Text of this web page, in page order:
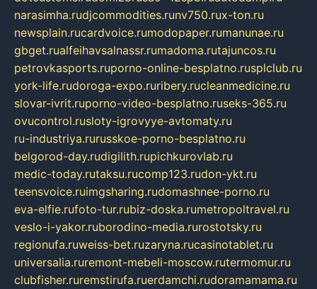
narasimha.rudjcommodities.runv750.rux-ton.ru
newsplain.rucardvoice.rumodopaper.rumanunae.ru
gbget.rualfeihavsalnassr.rumadoma.rutajuncos.ru
petrovkasports.ruporno-online-besplatno.rusplclub.ru
york-life.rudoroga-expo.ruribery.rucleanmedicine.ru
slovar-ivrit.ruporno-video-besplatno.ruseks-365.ru
ovucontrol.rusloty-igrovyye-avtomaty.ru
ru-industriya.rurusskoe-porno-besplatno.ru
belgorod-day.rudigilith.rupichkurovlab.ru
medic-today.rutaksu.rucomp123.rudon-ykt.ru
teensvoice.ruimgsharing.rudomashnee-porno.ru
eva-elfie.rufoto-tur.rubiz-doska.rumetropoltravel.ru
veslo-i-yakor.ruborodino-media.rurostotsky.ru
regionufa.ruweiss-bet.ruzaryna.rucasinotablet.ru
universalia.ruremont-mebeli-moscow.rutermomur.ru
clubfisher.ruremstirufa.ruerdamchi.rudoramamama.ru